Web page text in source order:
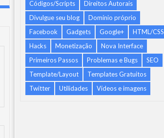
Códigos/Scripts
Direitos Autorais
Divulgue seu blog
Domínio próprio
Facebook
Gadgets Google+
HTML/CSS
Hacks
Monetização
Nova Interface
Primeiros Passos
Problemas e Bugs
SEO
Template/Layout
Templates Gratuitos
Twitter
Utilidades Vídeos e imagens